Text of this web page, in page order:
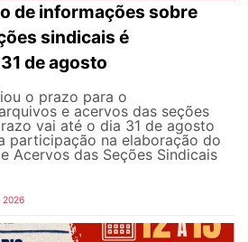
de informações sobre
sindicais é
de agosto
o prazo para o
e acervos das seções
vai até o dia 31 de agosto
participação na elaboração do
Acervos das Seções Sindicais
2026